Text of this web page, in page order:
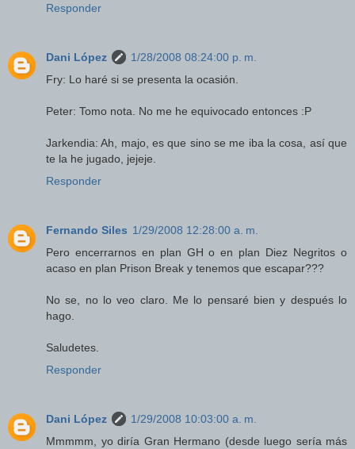
Responder
Dani López
1/28/2008 08:24:00 p. m.
Fry: Lo haré si se presenta la ocasión.
Peter: Tomo nota. No me he equivocado entonces :P
Jarkendia: Ah, majo, es que sino se me iba la cosa, así que
te la he jugado, jejeje.
Responder
Fernando Siles 1/29/2008 12:28:00 a. m.
Pero encerrarnos en plan GH o en plan Diez Negritos o
acaso en plan Prison Break y tenemos que escapar???
No se, no lo veo claro. Me lo pensaré bien y después lo
hago.
Saludetes.
Responder
Dani López
1/29/2008 10:03:00 a. m.
Mmmmm, yo diría Gran Hermano (desde luego sería más